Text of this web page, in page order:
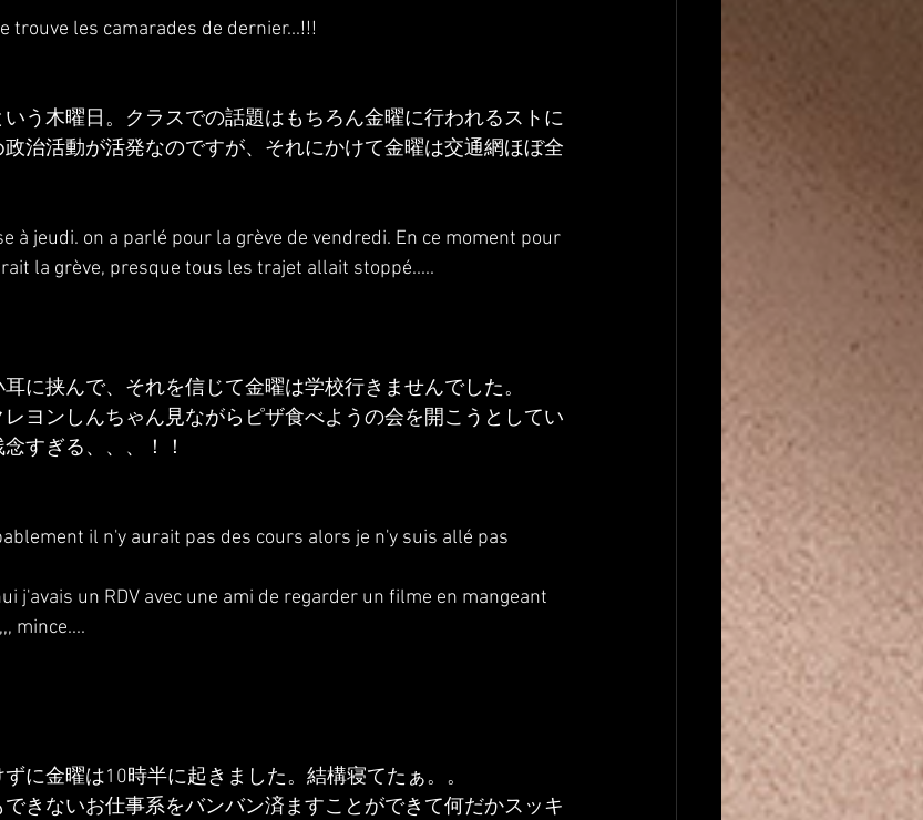
trouve les camarades de dernier...!!!
う木曜日。クラスでの話題はもちろん金曜に行われるストに
治活動が活発なのですが、それにかけて金曜は交通網ほぼ全
à jeudi. on a parlé pour la grève de vendredi. En ce moment pour
la grève, presque tous les trajet allait stoppé.....
に挟んで、それを信じて金曜は学校行きませんでした。
ヨンしんちゃん見ながらピザ食べようの会を開こうとしてい
すぎる、、、！！
il n'y aurait pas des cours alors je n'y suis allé pas
j'avais un RDV avec une ami de regarder un filme en mangeant
mince....
に金曜は10時半に起きました。結構寝てたぁ。。
きないお仕事系をバンバン済ますことができて何だかスッキ